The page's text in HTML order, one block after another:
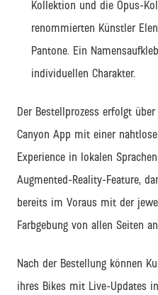
Kollektion und die Opus-
renommierten Künstler
Pantone. Ein
individuellen Charakter.
Der Bestellprozess erfolgt über
Canyon App mit einer
Experience in lokalen
Augmented-Reality-Feature,
bereits im Voraus mit der
Farbgebung von allen Seiten
Nach der Bestellung können
ihres Bikes mit Live-Updates